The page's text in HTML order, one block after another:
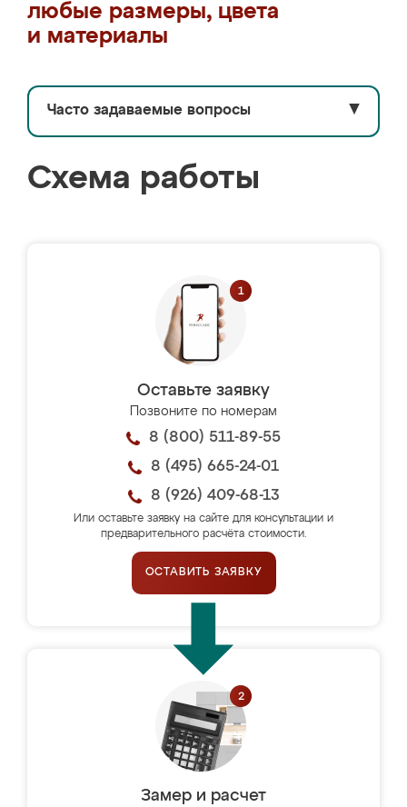
любые размеры, цвета
и материалы
Часто задаваемые вопросы ▼
Схема работы
Оставьте заявку
Позвоните по номерам
8 (800) 511-89-55
8 (495) 665-24-01
8 (926) 409-68-13
Или оставьте заявку на сайте для консультации и
предварительного расчёта стоимости.
ОСТАВИТЬ ЗАЯВКУ
Замер и расчет